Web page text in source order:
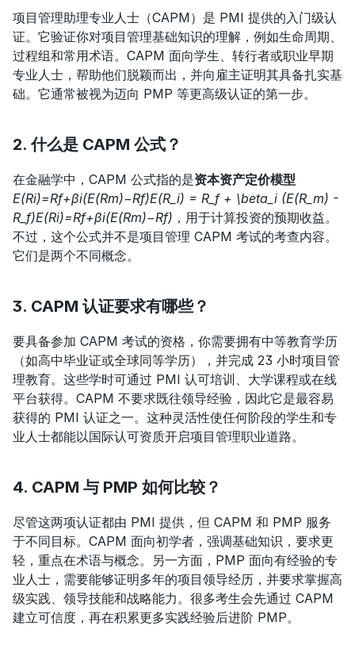
项目管理助理专业人士（CAPM）是 PMI 提供的入门级认
证。它验证你对项目管理基础知识的理解，例如生命周期、
过程组和常用术语。CAPM 面向学生、转行者或职业早期
专业人士，帮助他们脱颖而出，并向雇主证明其具备扎实基
础。它通常被视为迈向 PMP 等更高级认证的第一步。
2. 什么是 CAPM 公式？
在金融学中，CAPM 公式指的是资本资产定价模型
E(Ri)=Rf+βi(E(Rm)−Rf)E(R_i) = R_f + \beta_i (E(R_m) -
R_f)E(Ri)=Rf+βi(E(Rm)−Rf) ，用于计算投资的预期收益。
不过，这个公式并不是项目管理 CAPM 考试的考查内容。
它们是两个不同概念。
3. CAPM 认证要求有哪些？
要具备参加 CAPM 考试的资格，你需要拥有中等教育学历
（如高中毕业证或全球同等学历），并完成 23 小时项目管
理教育。这些学时可通过 PMI 认可培训、大学课程或在线
平台获得。CAPM 不要求既往领导经验，因此它是最容易
获得的 PMI 认证之一。这种灵活性使任何阶段的学生和专
业人士都能以国际认可资质开启项目管理职业道路。
4. CAPM 与 PMP 如何比较？
尽管这两项认证都由 PMI 提供，但 CAPM 和 PMP 服务
于不同目标。CAPM 面向初学者，强调基础知识，要求更
轻，重点在术语与概念。另一方面，PMP 面向有经验的专
业人士，需要能够证明多年的项目领导经历，并要求掌握高
级实践、领导技能和战略能力。很多考生会先通过 CAPM
建立可信度，再在积累更多实践经验后进阶 PMP。